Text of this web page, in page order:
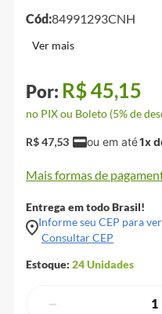
Cód:84991293CNH
R$45,15
no PIX ou Boleto (5% de
R$47,53 1x
Mais formas de
Entrega em todo Brasil!
Informe seu CEP para
Consultar CEP
Estoque: 24Unidades
－